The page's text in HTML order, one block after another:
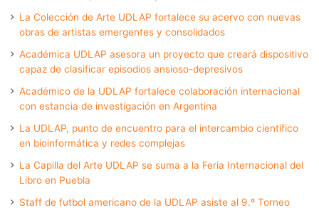
La Colección de Arte UDLAP fortalece su acervo con nuevas
obras de artistas emergentes y consolidados
Académica UDLAP asesora un proyecto que creará dispositivo
capaz de clasificar episodios ansioso-depresivos
Académico de la UDLAP fortalece colaboración internacional
con estancia de investigación en Argentina
La UDLAP, punto de encuentro para el intercambio científico
en bioinformática y redes complejas
La Capilla del Arte UDLAP se suma a la Feria Internacional del
Libro en Puebla
Staff de futbol americano de la UDLAP asiste al 9.º Torneo